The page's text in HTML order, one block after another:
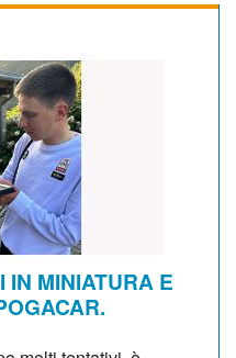
IN MINIATURA E